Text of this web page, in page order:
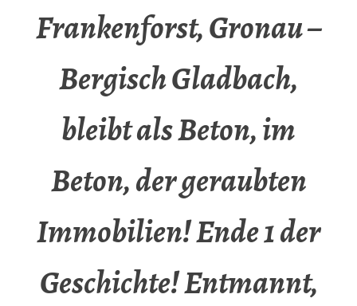
Frankenforst, Gronau –
Bergisch Gladbach,
bleibt als Beton, im
Beton, der geraubten
Immobilien! Ende 1 der
Geschichte! Entmannt,